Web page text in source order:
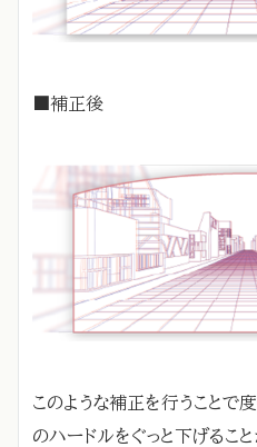
■補正後
このような補正を行うことで
のハードルをぐっと下げるこ